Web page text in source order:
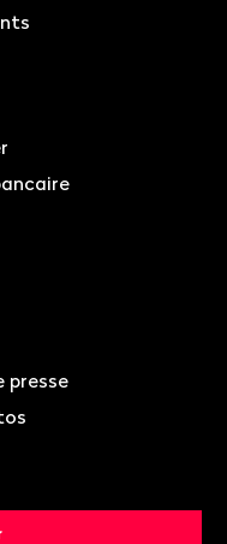
presse